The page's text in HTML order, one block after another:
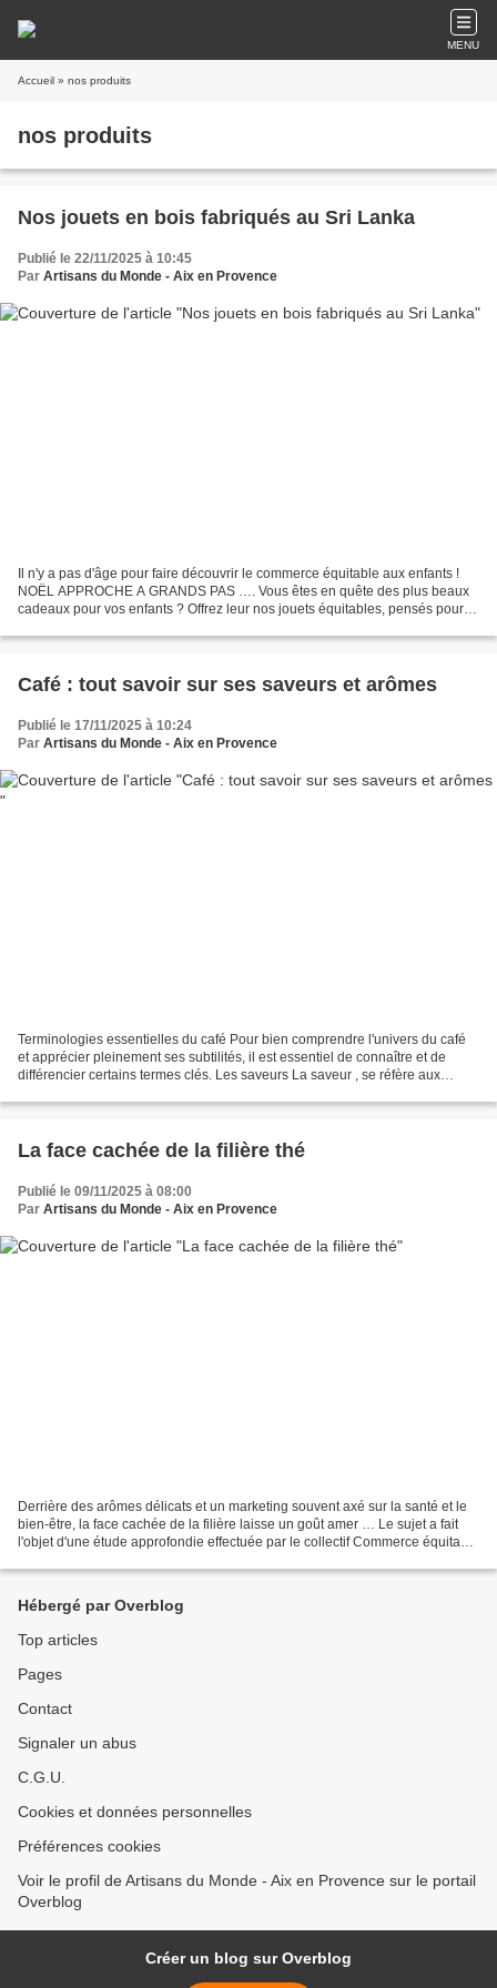
MENU
Accueil » nos produits
nos produits
Nos jouets en bois fabriqués au Sri Lanka
Publié le 22/11/2025 à 10:45
Par Artisans du Monde - Aix en Provence
Il n'y a pas d'âge pour faire découvrir le commerce équitable aux enfants !
NOËL APPROCHE A GRANDS PAS …. Vous êtes en quête des plus beaux
cadeaux pour vos enfants ? Offrez leur nos jouets équitables, pensés pour
Café : tout savoir sur ses saveurs et arômes
Publié le 17/11/2025 à 10:24
Par Artisans du Monde - Aix en Provence
Terminologies essentielles du café Pour bien comprendre l'univers du café
et apprécier pleinement ses subtilités, il est essentiel de connaître et de
différencier certains termes clés. Les saveurs La saveur , se réfère aux
La face cachée de la filière thé
Publié le 09/11/2025 à 08:00
Par Artisans du Monde - Aix en Provence
Derrière des arômes délicats et un marketing souvent axé sur la santé et le
bien-être, la face cachée de la filière laisse un goût amer … Le sujet a fait
l'objet d'une étude approfondie effectuée par le collectif Commerce équitable
Hébergé par Overblog
Top articles
Pages
Contact
Signaler un abus
C.G.U.
Cookies et données personnelles
Préférences cookies
Voir le profil de Artisans du Monde - Aix en Provence sur le portail
Overblog
Créer un blog sur Overblog